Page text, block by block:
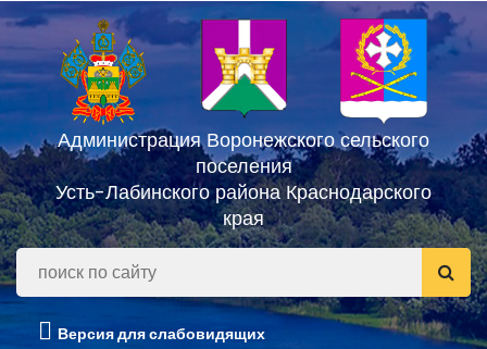
Администрация Воронежского сельского
поселения
Усть-Лабинского района Краснодарского
края
Версия для слабовидящих